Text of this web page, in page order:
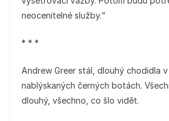
neocenitelné služby.“
* * *
Andrew Greer stál, dlouhý chodidla
nablýskaných černých botách.
dlouhý, všechno, co šlo vidět.